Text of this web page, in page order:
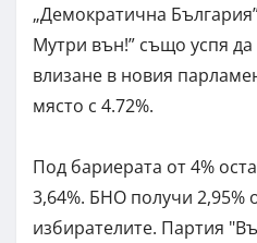
„Демократична
Мутри вън!” също успя
влизане в новия
място с 4.72%.
Под бариерата от 4%
3,64%. БНО получи 2,95%
избирателите. Партия